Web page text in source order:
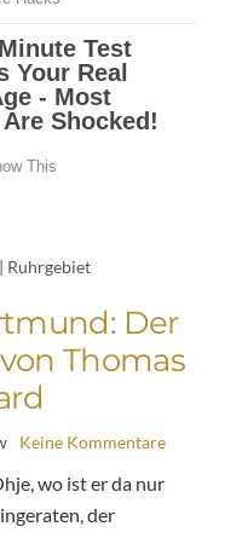
| Ruhrgebiet
Der
Thomas
Keine Kommentare
wo ist er da nur
der